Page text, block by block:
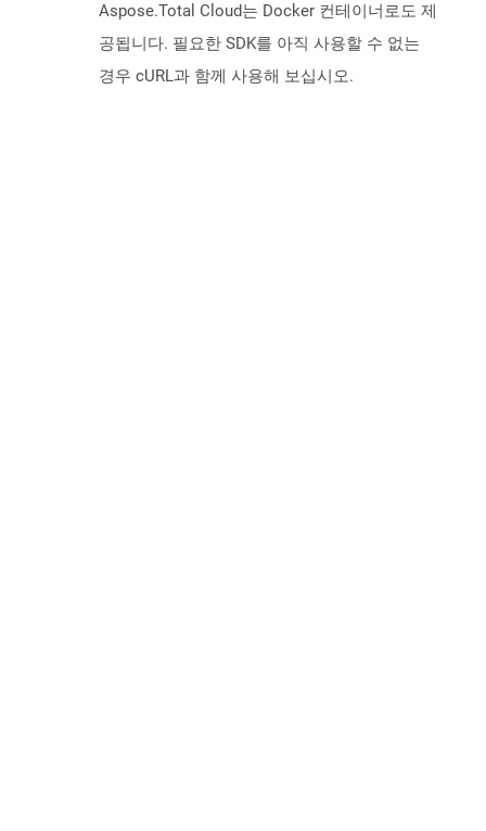
Aspose.Total Cloud는 Docker 컨테이너로도 제
공됩니다. 필요한 SDK를 아직 사용할 수 없는
경우 cURL과 함께 사용해 보십시오.